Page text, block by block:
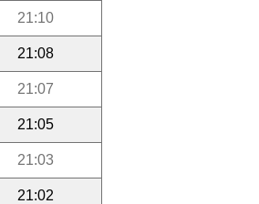
21:10
21:08
21:07
21:05
21:03
21:02